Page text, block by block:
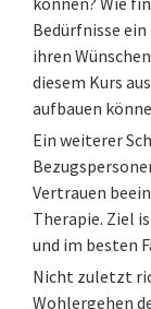
Bedürfnisse ein
ihren
diesem Kurs
aufbauen
Ein weiterer
Vertrauen
Therapie. Ziel
und im besten
Nicht zuletzt
Wohlergehen